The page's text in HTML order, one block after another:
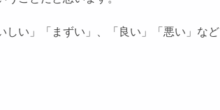
しい」「まずい」、「良い」「悪い」など